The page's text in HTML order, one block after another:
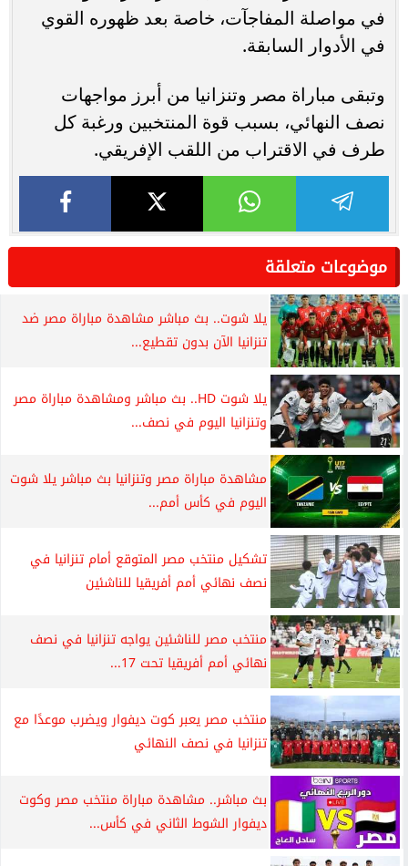
في مواصلة المفاجآت، خاصة بعد ظهوره القوي
في الأدوار السابقة.
وتبقى مباراة مصر وتنزانيا من أبرز مواجهات
نصف النهائي، بسبب قوة المنتخبين ورغبة كل
طرف في الاقتراب من اللقب الإفريقي.
موضوعات متعلقة
يلا شوت.. بث مباشر مشاهدة مباراة مصر ضد
تنزانيا الآن بدون تقطيع...
يلا شوت HD.. بث مباشر ومشاهدة مباراة مصر
وتنزانيا اليوم في نصف...
مشاهدة مباراة مصر وتنزانيا بث مباشر يلا شوت
اليوم في كأس أمم...
تشكيل منتخب مصر المتوقع أمام تنزانيا في
نصف نهائي أمم أفريقيا للناشئين
منتخب مصر للناشئين يواجه تنزانيا في نصف
نهائي أمم أفريقيا تحت 17...
منتخب مصر يعبر كوت ديفوار ويضرب موعدًا مع
تنزانيا في نصف النهائي
بث مباشر.. مشاهدة مباراة منتخب مصر وكوت
ديفوار الشوط الثاني في كأس...